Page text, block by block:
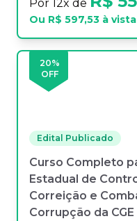
Por 12x de
Ou R$ 597,53 à vista
20%
OFF
Edital Publicado
Curso Completo
Estadual de
Correição e
Corrupção da CGE